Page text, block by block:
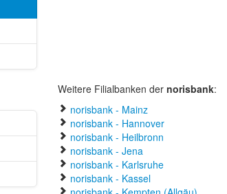
Weitere Filialbanken der norisbank:
norisbank - Mainz
norisbank - Hannover
norisbank - Heilbronn
norisbank - Jena
norisbank - Karlsruhe
norisbank - Kassel